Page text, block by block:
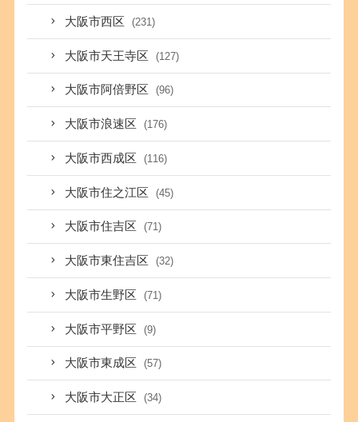
大阪市西区 (231)
大阪市天王寺区 (127)
大阪市阿倍野区 (96)
大阪市浪速区 (176)
大阪市西成区 (116)
大阪市住之江区 (45)
大阪市住吉区 (71)
大阪市東住吉区 (32)
大阪市生野区 (71)
大阪市平野区 (9)
大阪市東成区 (57)
大阪市大正区 (34)